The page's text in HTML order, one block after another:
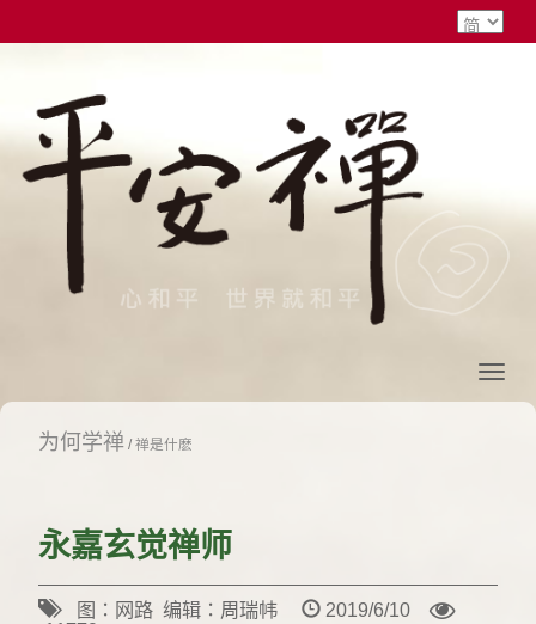
为何学禅/禅是什麽
永嘉玄觉禅师
图：网路 编辑：周瑞帏
2019/6/10